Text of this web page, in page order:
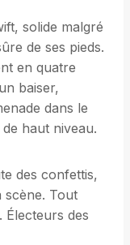
solide malgré
de ses pieds.
en quatre
baiser,
dans le
haut niveau.
des confettis,
scène. Tout
Électeurs des